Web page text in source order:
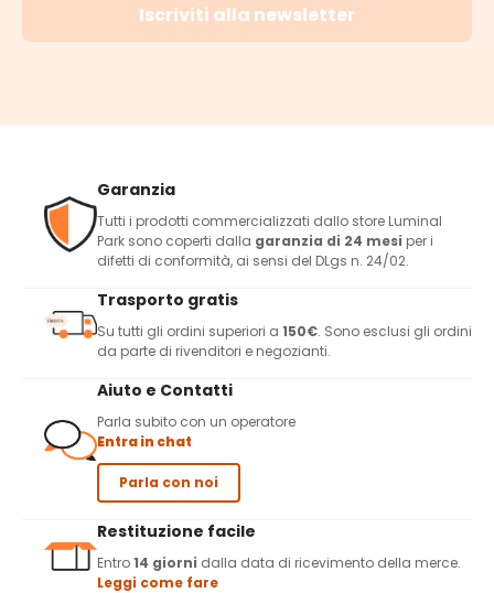
Iscriviti alla newsletter
Garanzia
Tutti i prodotti commercializzati dallo store Luminal
Park sono coperti dalla garanzia di 24 mesi per i
difetti di conformità, ai sensi del DLgs n. 24/02.
Trasporto gratis
Su tutti gli ordini superiori a 150€. Sono esclusi gli ordini
da parte di rivenditori e negozianti.
Aiuto e Contatti
Parla subito con un operatore
Entra in chat
Parla con noi
Restituzione facile
Entro14 giorni dalla data di ricevimento della merce.
Leggi come fare